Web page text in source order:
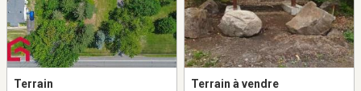
Terrain Terrain à vendre